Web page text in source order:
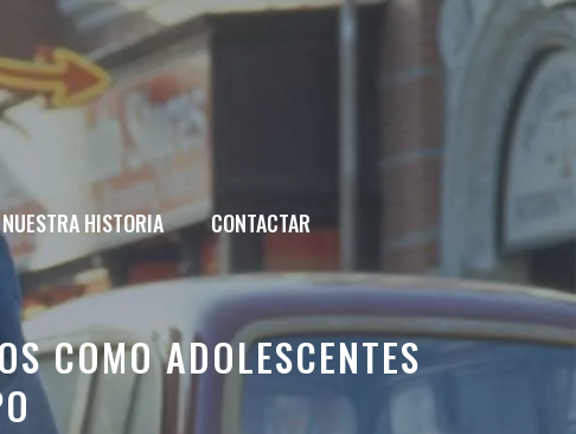
NUESTRA HISTORIA CONTACTAR
COMO ADOLESCENTES